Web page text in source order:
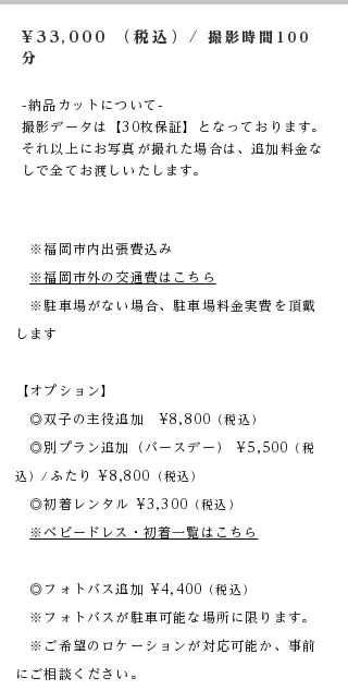
¥33,000 （税込）/撮影時間100
分
-納品カットについて-
撮影データは【30枚保証】となっております。
それ以上にお写真が撮れた場合は、追加料金な
しで全てお渡しいたします。
※福岡市内出張費込み
※福岡市外の交通費はこちら
※駐車場がない場合、駐車場料金実費を頂戴
します
【オプション】
◎双子の主役追加 ¥8,800 （税込）
◎別プラン追加（バースデー） ¥5,500 （税
込）/ ふたり ¥8,800 （税込）
◎初着レンタル ¥3,300 （税込）
※ベビードレス・初着一覧はこちら
◎フォトバス追加 ¥4,400 （税込）
※フォトバスが駐車可能な場所に限ります。
※ご希望のロケーションが対応可能か、事前
にご相談ください。